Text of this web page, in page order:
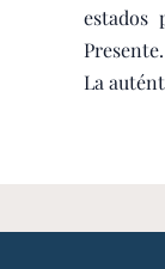
estados
La